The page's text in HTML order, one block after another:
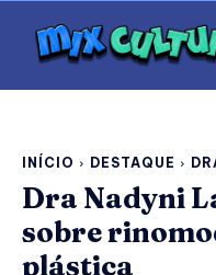
INÍCIO DESTAQUE
Dra Nadyni
sobre
plástica